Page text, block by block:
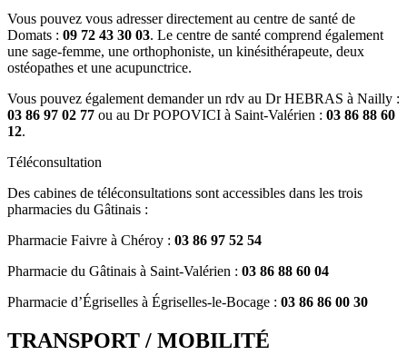
Vous pouvez vous adresser directement au centre de santé de
Domats : 09 72 43 30 03. Le centre de santé comprend également
une sage-femme, une orthophoniste, un kinésithérapeute, deux
ostéopathes et une acupunctrice.
Vous pouvez également demander un rdv au Dr HEBRAS à Nailly :
03 86 97 02 77 ou au Dr POPOVICI à Saint-Valérien : 03 86 88 60
12.
Téléconsultation
Des cabines de téléconsultations sont accessibles dans les trois
pharmacies du Gâtinais :
Pharmacie Faivre à Chéroy : 03 86 97 52 54
Pharmacie du Gâtinais à Saint-Valérien : 03 86 88 60 04
Pharmacie d’Égriselles à Égriselles-le-Bocage : 03 86 86 00 30
TRANSPORT / MOBILITÉ